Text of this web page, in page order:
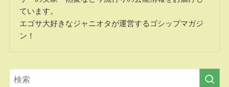
ています。
エゴサ大好きなジャニオタが運営するゴシップマガジ
ン！